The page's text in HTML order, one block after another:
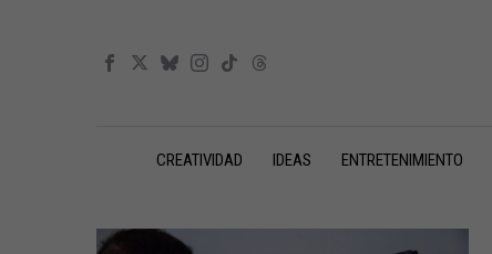
CREATIVIDAD IDEAS ENTRETENIMIENTO